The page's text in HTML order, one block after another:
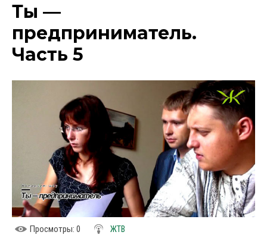
Ты —
предприниматель.
Часть 5
Просмотры: 0 ЖТВ